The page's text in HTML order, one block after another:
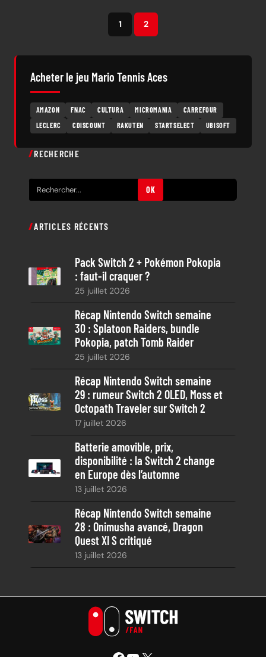
1 2
Acheter le jeu Mario Tennis Aces
AMAZON FNAC CULTURA MICROMANIA
CARREFOUR
LECLERC
CDISCOUNT RAKUTEN STARTSELECT UBISOFT
RECHERCHE
e
h
OK
ARTICLES RÉCENTS
Pack Switch 2 + Pokémon Pokopia
: faut-il craquer ?
25 juillet 2026
Récap Nintendo Switch semaine
30 : Splatoon Raiders, bundle
Pokopia, patch Tomb Raider
25 juillet 2026
Récap Nintendo Switch semaine
29 : rumeur Switch 2 OLED, Moss et
Octopath Traveler sur Switch 2
17 juillet 2026
Batterie amovible, prix,
disponibilité : la Switch 2 change
en Europe dès l’automne
13 juillet 2026
Récap Nintendo Switch semaine
28 : Onimusha avancé, Dragon
Quest XI S critiqué
13 juillet 2026